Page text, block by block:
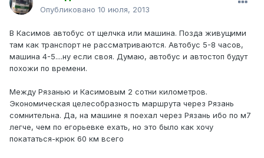
Опубликовано 10 июля, 2013
В Касимов автобус от щелчка или машина. Позда живущими
там как транспорт не рассматриваются. Автобус 5-8 часов,
машина 4-5....ну если своя. Думаю, автобус и автостоп будут
похожи по времени.
Между Рязанью и Касимовым 2 сотни километров.
Экономическая целесобразность маршрута через Рязань
сомнительна. Да, на машине я поехал через Рязань ибо по м7
легче, чем по егорьевке ехать, но это было как хочу
покататься-крюк 60 км всего